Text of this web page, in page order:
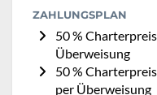
ZAHLUNGSPLAN
50 %
Überweisung
50 %
per Überweisung